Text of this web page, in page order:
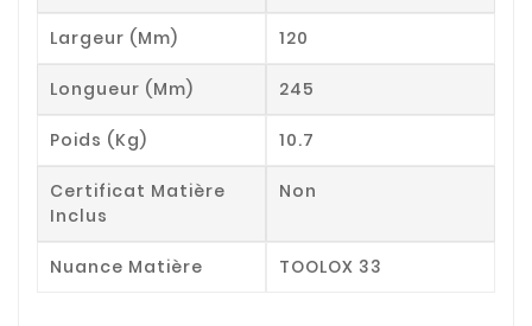
Largeur (mm) 120
Longueur (mm) 245
Poids (kg) 10.7
Certificat Matière
Inclus
Non
Nuance Matière TOOLOX 33